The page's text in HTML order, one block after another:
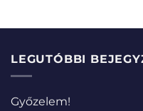
LEGUTÓBBI
Győzelem!